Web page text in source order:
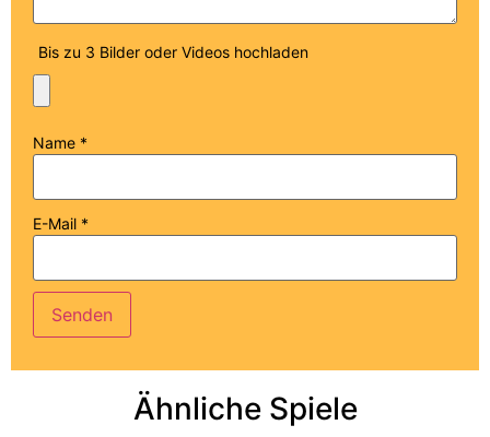
Bis zu 3 Bilder oder Videos hochladen
Name *
E-Mail *
Ähnliche Spiele​